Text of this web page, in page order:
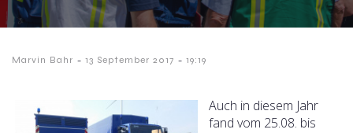
Marvin Bahr - 13 September 2017 - 19:19
Auch in diesem Jahr
fand vom 25.08. bis